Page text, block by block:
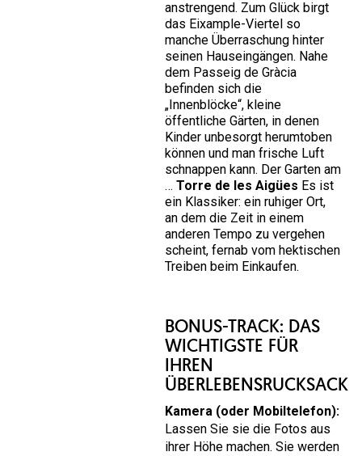
anstrengend. Zum Glück birgt
das Eixample-Viertel so
manche Überraschung hinter
seinen Hauseingängen. Nahe
dem Passeig de Gràcia
befinden sich die
„Innenblöcke“, kleine
öffentliche Gärten, in denen
Kinder unbesorgt herumtoben
können und man frische Luft
schnappen kann. Der Garten am
…Torre de les Aigües Es ist
ein Klassiker: ein ruhiger Ort,
an dem die Zeit in einem
anderen Tempo zu vergehen
scheint, fernab vom hektischen
Treiben beim Einkaufen.
BONUS-TRACK: DAS
WICHTIGSTE FÜR
IHREN
ÜBERLEBENSRUCKSACK
Kamera (oder Mobiltelefon):
Lassen Sie sie die Fotos aus
ihrer Höhe machen. Sie werden